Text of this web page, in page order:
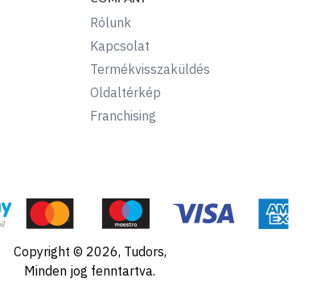
Rólunk
Kapcsolat
Termékvisszaküldés
Oldaltérkép
Franchising
Copyright © 2026, Tudors,
Minden jog fenntartva.